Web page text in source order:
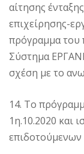
αίτησης
επιχείρησης-
πρόγραμμα του
Σύστημα
σχέση με το
14. Το
1η.10.2020 και
επιδοτούμενων